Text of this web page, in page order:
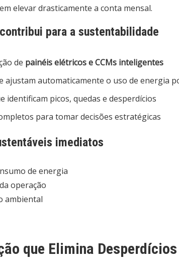
elevar drasticamente a conta mensal.
para a sustentabilidade
de painéis elétricos e CCMs inteligentes
ajustam automaticamente o uso de energia
identificam picos, quedas e desperdícios
para tomar decisões estratégicas
imediatos
de energia
operação
ambiental
que Elimina